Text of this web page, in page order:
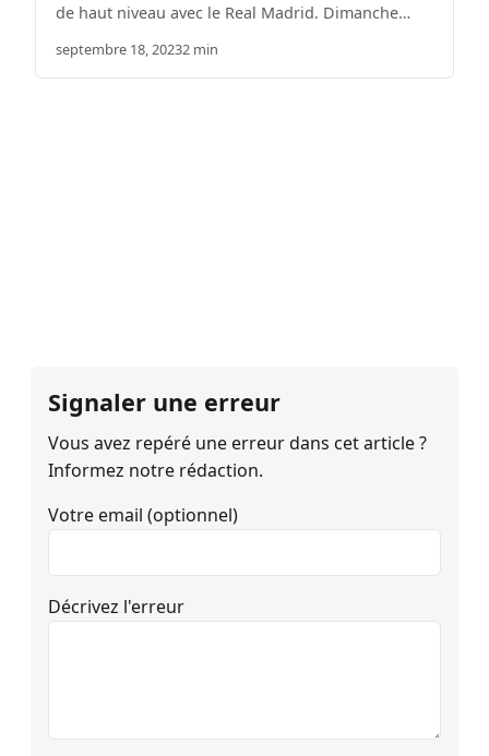
de haut niveau avec le Real Madrid. Dimanche…
septembre 18, 20232 min
Signaler une erreur
Vous avez repéré une erreur dans cet article ?
Informez notre rédaction.
Votre email (optionnel)
Décrivez l'erreur